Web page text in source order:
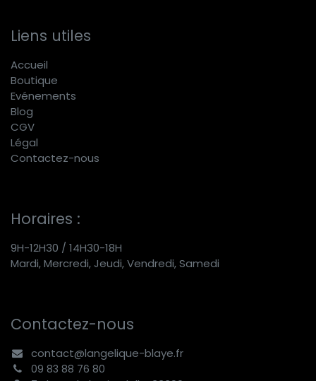
Liens utiles
Accueil
Boutique
Evénements
Blog
CGV
Légal
Contactez-nous
Horaires :
9H-12H30 / 14H30-18H
Mardi, Mercredi, Jeudi, Vendredi, Samedi
Contactez-nous
contact@langelique-blaye.fr
09 83 88 76 80